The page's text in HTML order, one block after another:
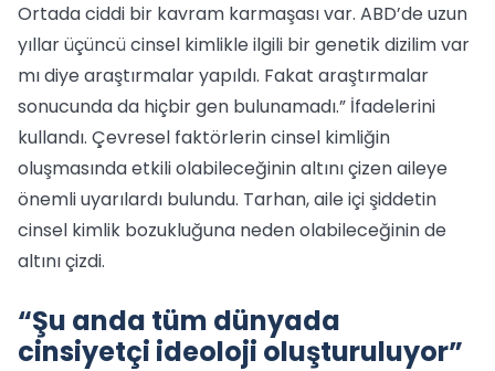
Ortada ciddi bir kavram karmaşası var. ABD’de uzun
yıllar üçüncü cinsel kimlikle ilgili bir genetik dizilim var
mı diye araştırmalar yapıldı. Fakat araştırmalar
sonucunda da hiçbir gen bulunamadı.” İfadelerini
kullandı. Çevresel faktörlerin cinsel kimliğin
oluşmasında etkili olabileceğinin altını çizen aileye
önemli uyarılardı bulundu. Tarhan, aile içi şiddetin
cinsel kimlik bozukluğuna neden olabileceğinin de
altını çizdi.
“Şu anda tüm dünyada
cinsiyetçi ideoloji oluşturuluyor”